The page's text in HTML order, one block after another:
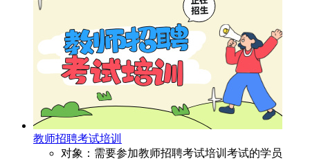
教师招聘考试培训
对象：需要参加教师招聘考试培训考试的学员